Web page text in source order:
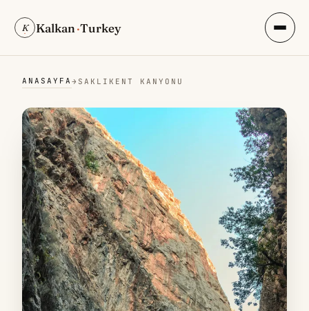
K Kalkan·Turkey
ANASAYFA → SAKLIKENT KANYONU